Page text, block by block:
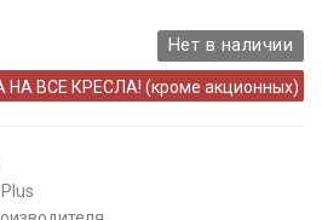
Нет в наличии
ВСЕ КРЕСЛА! (кроме акционных)